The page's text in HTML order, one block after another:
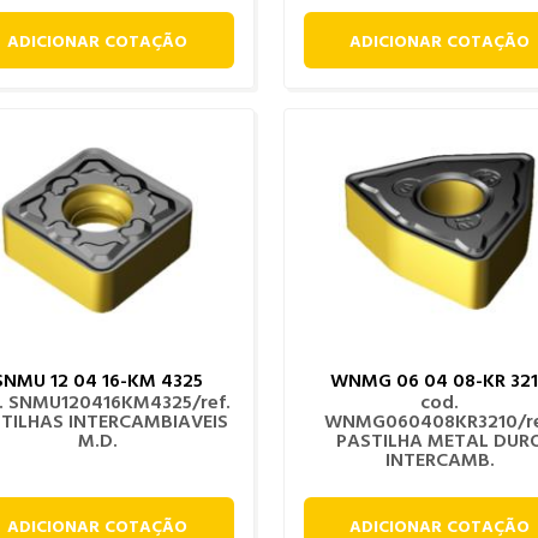
ADICIONAR COTAÇÃO ADICIONAR COTAÇÃO
12 04 16-KM 4325
SNMU120416KM4325/ref.
INTERCAMBIAVEIS
M.D.
ADICIONAR COTAÇÃO
WNMG 06 04 08-KR
cod.
WNMG060408KR3210/
PASTILHA METAL
INTERCAMB.
ADICIONAR COTAÇÃO